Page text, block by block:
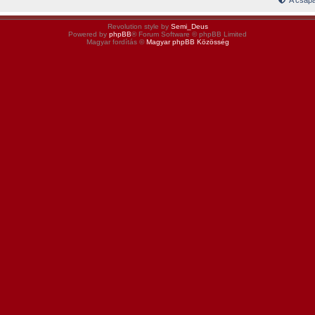
Revolution style by Semi_Deus
Powered by phpBB® Forum Software © phpBB Limited
Magyar fordítás ©Magyar phpBB Közösség